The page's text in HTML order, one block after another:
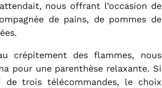
nous offrant l’occasion de
de pains, de pommes de
crépitement des flammes, nous
pour une parenthèse relaxante. Si
trois télécommandes, le choix